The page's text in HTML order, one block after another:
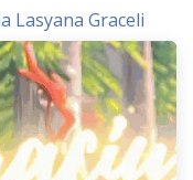
Lasyana Graceli